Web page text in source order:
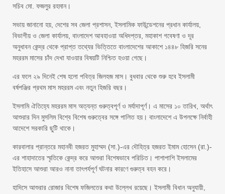
সচিব মো. ফজলুর রহমান।
সভায় জানানো হয়, দেশের সব জেলা প্রশাসন, ইসলামিক ফাউন্ডেশনের প্রধান কার্যালয়,
বিভাগীয় ও জেলা কার্যালয়, বাংলাদেশ আবহাওয়া অধিদপ্তর, মহাকাশ গবেষণা ও দূর
অনুধাবন কেন্দ্র থেকে প্রাপ্ত তথ্যের ভিত্তিতে বাংলাদেশের আকাশে ১৪৪৮ হিজরি সনের
মহররম মাসের চাঁদ দেখা যাওয়ার বিষয়টি নিশ্চিত হওয়া গেছে।
এর ফলে ২৯ দিনেই শেষ হলো পবিত্র জিলহজ মাস। বুধবার থেকে শুরু হবে ইসলামী
বর্ষপঞ্জির প্রথম মাস মহররম এবং নতুন হিজরি বছর।
ইসলামি ঐতিহ্যে মহররম মাস অত্যন্ত গুরুত্বপূর্ণ ও মর্যাদাপূর্ণ। এ মাসের ১০ তারিখ, অর্থাৎ
আশুরার দিন মুসলিম বিশ্বে বিশেষ গুরুত্বের সঙ্গে পালিত হয়। বাংলাদেশে এ উপলক্ষে নির্বাহী
আদেশে সরকারি ছুটি থাকে।
কারবালার প্রান্তরে মহানবী হজরত মুহাম্মদ (সা.)-এর দৌহিত্র হজরত ইমাম হোসেন (রা.)-
এর শাহাদাতের স্মৃতিকে কেন্দ্র করে আশুরা বিশেষভাবে পরিচিত। পাশাপাশি ইসলামের
ইতিহাসে আশুরা আরও নানা তাৎপর্যপূর্ণ ঘটনার কারণে গুরুত্ব বহন করে।
হাদিসে আশুরার রোজার বিশেষ ফজিলতের কথা উল্লেখ রয়েছে। ইসলামী বিধান অনুযায়ী,